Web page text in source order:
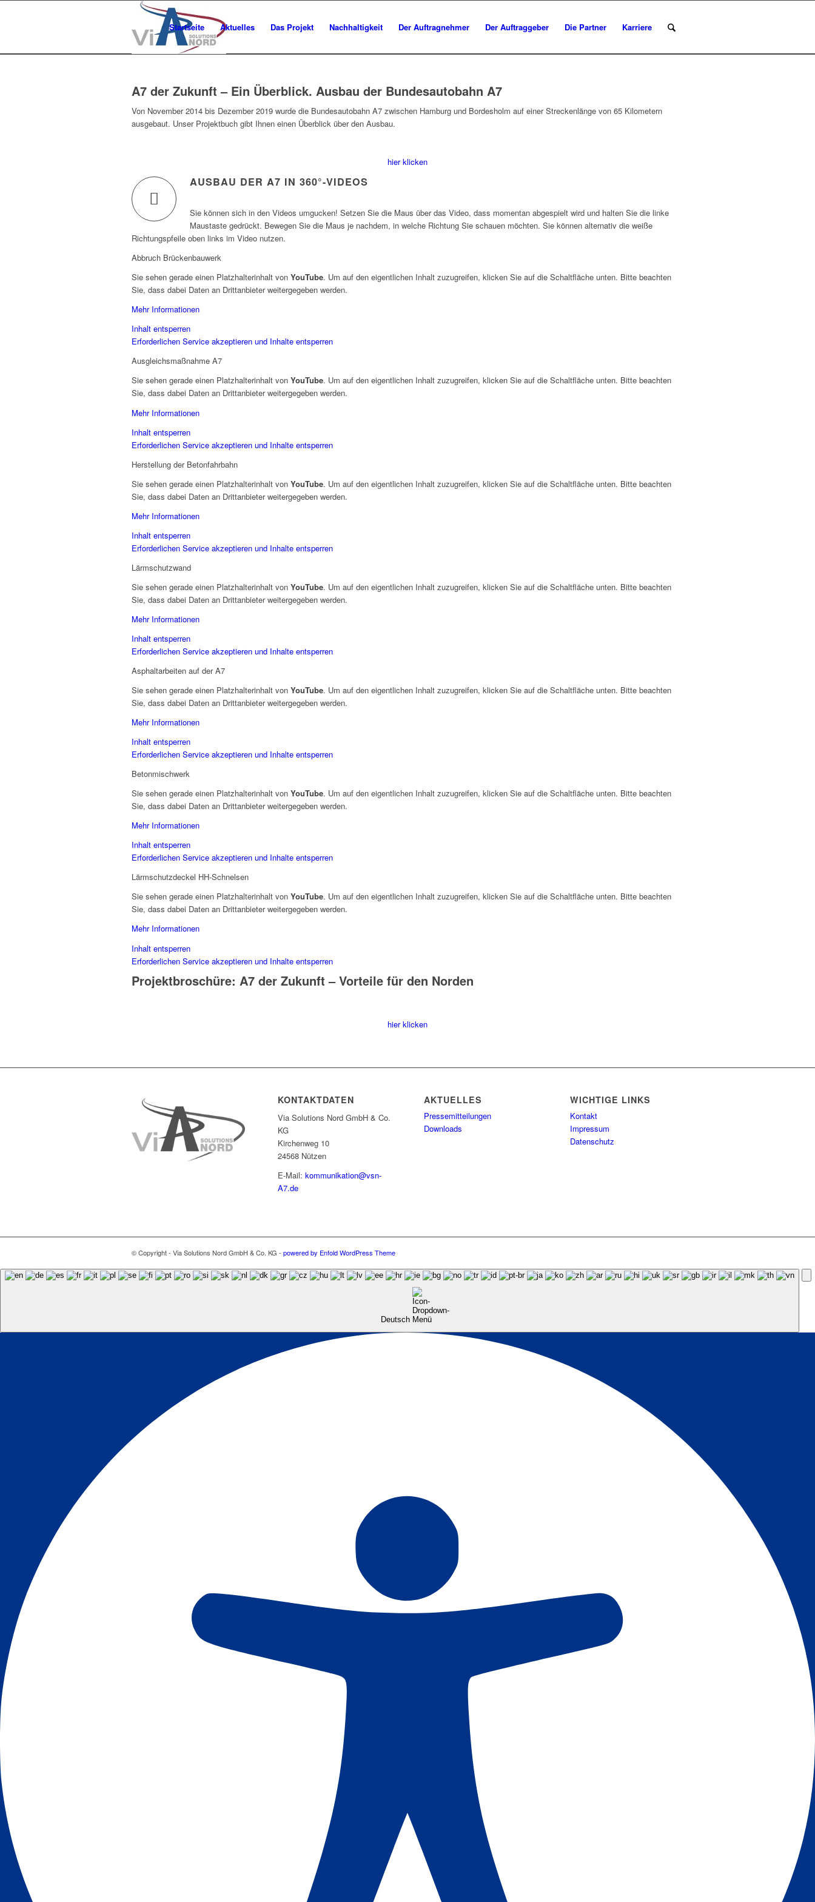
Startseite Aktuelles Das Projekt Nachhaltigkeit Der Auftragnehmer Der Auftraggeber Die Partner Karriere
A7 der Zukunft – Ein Überblick. Ausbau der Bundesautobahn A7
Von November 2014 bis Dezember 2019 wurde die Bundesautobahn A7 zwischen Hamburg und Bordesholm auf einer Streckenlänge von 65 Kilometern
ausgebaut. Unser Projektbuch gibt Ihnen einen Überblick über den Ausbau.
hier klicken
AUSBAU DER A7 IN 360°-VIDEOS
Sie können sich in den Videos umgucken! Setzen Sie die Maus über das Video, dass momentan abgespielt wird und halten Sie die linke
Maustaste gedrückt. Bewegen Sie die Maus je nachdem, in welche Richtung Sie schauen möchten. Sie können alternativ die weiße
Richtungspfeile oben links im Video nutzen.
Abbruch Brückenbauwerk
Sie sehen gerade einen Platzhalterinhalt von YouTube. Um auf den eigentlichen Inhalt zuzugreifen, klicken Sie auf die Schaltfläche unten. Bitte beachten
Sie, dass dabei Daten an Drittanbieter weitergegeben werden.
Mehr Informationen
Inhalt entsperren
Erforderlichen Service akzeptieren und Inhalte entsperren
Ausgleichsmaßnahme A7
Sie sehen gerade einen Platzhalterinhalt von YouTube. Um auf den eigentlichen Inhalt zuzugreifen, klicken Sie auf die Schaltfläche unten. Bitte beachten
Sie, dass dabei Daten an Drittanbieter weitergegeben werden.
Mehr Informationen
Inhalt entsperren
Erforderlichen Service akzeptieren und Inhalte entsperren
Herstellung der Betonfahrbahn
Sie sehen gerade einen Platzhalterinhalt von YouTube. Um auf den eigentlichen Inhalt zuzugreifen, klicken Sie auf die Schaltfläche unten. Bitte beachten
Sie, dass dabei Daten an Drittanbieter weitergegeben werden.
Mehr Informationen
Inhalt entsperren
Erforderlichen Service akzeptieren und Inhalte entsperren
Lärmschutzwand
Sie sehen gerade einen Platzhalterinhalt von YouTube. Um auf den eigentlichen Inhalt zuzugreifen, klicken Sie auf die Schaltfläche unten. Bitte beachten
Sie, dass dabei Daten an Drittanbieter weitergegeben werden.
Mehr Informationen
Inhalt entsperren
Erforderlichen Service akzeptieren und Inhalte entsperren
Asphaltarbeiten auf der A7
Sie sehen gerade einen Platzhalterinhalt von YouTube. Um auf den eigentlichen Inhalt zuzugreifen, klicken Sie auf die Schaltfläche unten. Bitte beachten
Sie, dass dabei Daten an Drittanbieter weitergegeben werden.
Mehr Informationen
Inhalt entsperren
Erforderlichen Service akzeptieren und Inhalte entsperren
Betonmischwerk
Sie sehen gerade einen Platzhalterinhalt von YouTube. Um auf den eigentlichen Inhalt zuzugreifen, klicken Sie auf die Schaltfläche unten. Bitte beachten
Sie, dass dabei Daten an Drittanbieter weitergegeben werden.
Mehr Informationen
Inhalt entsperren
Erforderlichen Service akzeptieren und Inhalte entsperren
Lärmschutzdeckel HH-Schnelsen
Sie sehen gerade einen Platzhalterinhalt von YouTube. Um auf den eigentlichen Inhalt zuzugreifen, klicken Sie auf die Schaltfläche unten. Bitte beachten
Sie, dass dabei Daten an Drittanbieter weitergegeben werden.
Mehr Informationen
Inhalt entsperren
Erforderlichen Service akzeptieren und Inhalte entsperren
Projektbroschüre: A7 der Zukunft – Vorteile für den Norden
hier klicken
KONTAKTDATEN
Via Solutions Nord GmbH & Co.
KG
Kirchenweg 10
24568 Nützen
E-Mail:kommunikation@vsn-
A7.de
AKTUELLES
Pressemitteilungen
Downloads
WICHTIGE LINKS
Kontakt
Impressum
Datenschutz
© Copyright - Via Solutions Nord GmbH & Co. KG - powered by Enfold WordPress Theme
Deutsch